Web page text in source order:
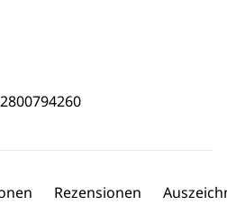
Rezensionen